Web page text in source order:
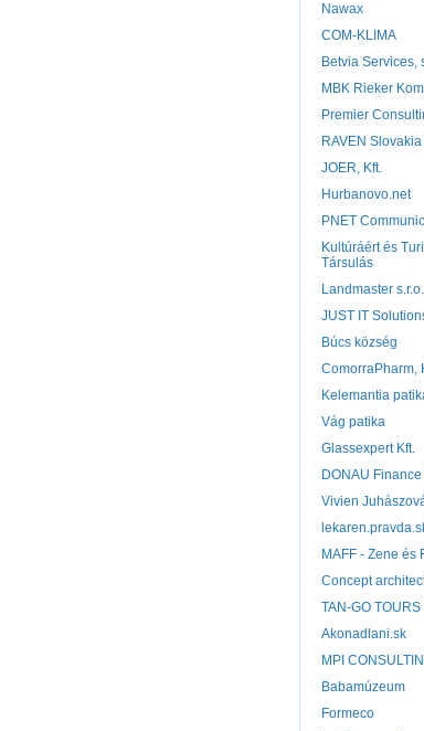
Nawax
COM-KLIMA
Betvia Services,
MBK Rieker
Premier
RAVEN Slovakia
JOER, Kft.
Hurbanovo.net
PNET
Kultúráért és
Társulás
Landmaster s.r.o.
JUST IT
Búcs község
ComorraPharm,
Kelemantia
Vág patika
Glassexpert Kft.
DONAU Finance
Vivien
MAFF - Zene és
Concept
TAN-GO
Akonadlani.sk
MPI
Babamúzeum
Formeco